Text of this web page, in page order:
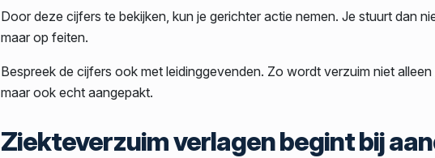
Door deze cijfers te bekijken, kun je gerichter actie nemen. Je stuurt dan
maar op feiten.
Bespreek de cijfers ook met leidinggevenden. Zo wordt verzuim niet alleen
maar ook echt aangepakt.
Ziekteverzuim verlagen begint bij